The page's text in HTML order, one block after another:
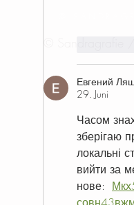
Евгений
29. Juni
Часом
зберігаю
локальні
вийти за
нове: Мкх
©